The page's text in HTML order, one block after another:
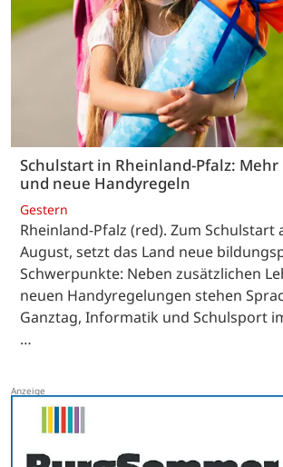
Schulstart in Rheinland-Pfalz:
und neue Handyregeln
Gestern
Rheinland-Pfalz (red). Zum Schulstart
August, setzt das Land neue
Schwerpunkte: Neben zusätzlichen
neuen Handyregelungen stehen
Ganztag, Informatik und Schulsport
…